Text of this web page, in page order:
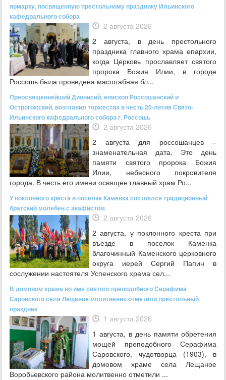
ярмарку, посвященную престольному празднику Ильинского
кафедрального собора
2 августа 2026
2 августа, в день престольного
праздника главного храма епархии,
когда Церковь прославляет святого
пророка Божия Илии, в городе
Россошь была проведена масштабная бл...
Преосвященнейший Дионисий, епископ Россошанский и
Острогожский, возглавил торжества в честь 20-летия Свято-
Ильинского кафедрального собора г. Россошь
2 августа 2026
2 августа для россошанцев –
знаменательная дата. Это день
памяти святого пророка Божия
Илии, небесного покровителя
города. В честь его имени освящен главный храм Ро...
У поклонного креста в поселке Каменка состоялся традиционный
братский молебен с акафистом
2 августа 2026
2 августа, у поклонного креста при
въезде в поселок Каменка
благочинный Каменского церковного
округа иерей Сергий Папин в
сослужении настоятеля Успенского храма сел...
В домовом храме во имя святого преподобного Серафима
Саровского села Лещаное молитвенно отметили престольный
праздник
1 августа 2026
1 августа, в день памяти обретения
мощей преподобного Серафима
Саровского, чудотворца (1903), в
домовом храме села Лещаное
Воробьевского района молитвенно отметили ...